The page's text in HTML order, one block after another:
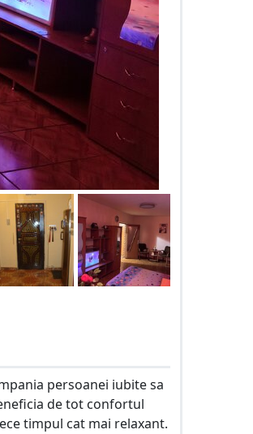
persoanei iubite sa
de tot confortul
timpul cat mai relaxant.